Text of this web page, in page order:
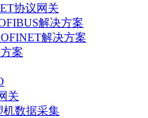
协议网关
解决方案
解决方案
案
关
机数据采集